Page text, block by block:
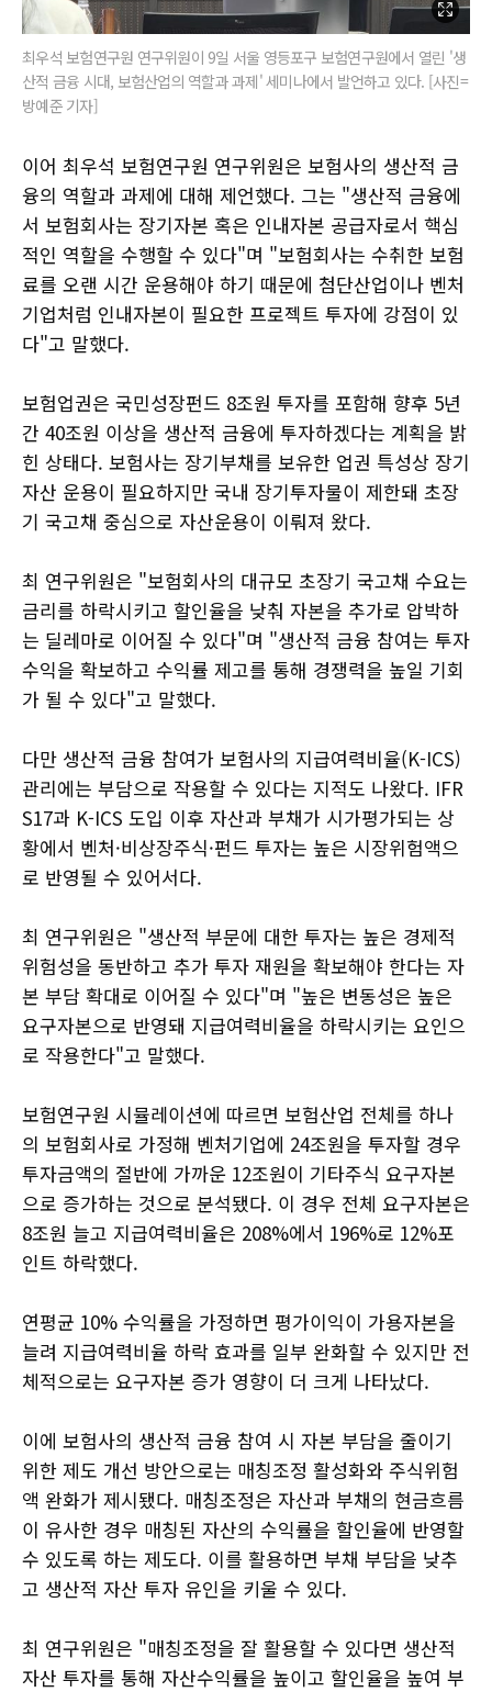
최우석 보험연구원 연구위원이 9일 서울 영등포구 보험연구원에서 열린 '생
산적 금융 시대, 보험산업의 역할과 과제' 세미나에서 발언하고 있다. [사진=
방예준 기자]
이어 최우석 보험연구원 연구위원은 보험사의 생산적 금
융의 역할과 과제에 대해 제언했다. 그는 "생산적 금융에
서 보험회사는 장기자본 혹은 인내자본 공급자로서 핵심
적인 역할을 수행할 수 있다"며 "보험회사는 수취한 보험
료를 오랜 시간 운용해야 하기 때문에 첨단산업이나 벤처
기업처럼 인내자본이 필요한 프로젝트 투자에 강점이 있
다"고 말했다.
보험업권은 국민성장펀드 8조원 투자를 포함해 향후 5년
간 40조원 이상을 생산적 금융에 투자하겠다는 계획을 밝
힌 상태다. 보험사는 장기부채를 보유한 업권 특성상 장기
자산 운용이 필요하지만 국내 장기투자물이 제한돼 초장
기 국고채 중심으로 자산운용이 이뤄져 왔다.
최 연구위원은 "보험회사의 대규모 초장기 국고채 수요는
금리를 하락시키고 할인율을 낮춰 자본을 추가로 압박하
는 딜레마로 이어질 수 있다"며 "생산적 금융 참여는 투자
수익을 확보하고 수익률 제고를 통해 경쟁력을 높일 기회
가 될 수 있다"고 말했다.
다만 생산적 금융 참여가 보험사의 지급여력비율(K-ICS)
관리에는 부담으로 작용할 수 있다는 지적도 나왔다. IFR
S17과 K-ICS 도입 이후 자산과 부채가 시가평가되는 상
황에서 벤처·비상장주식·펀드 투자는 높은 시장위험액으
로 반영될 수 있어서다.
최 연구위원은 "생산적 부문에 대한 투자는 높은 경제적
위험성을 동반하고 추가 투자 재원을 확보해야 한다는 자
본 부담 확대로 이어질 수 있다"며 "높은 변동성은 높은
요구자본으로 반영돼 지급여력비율을 하락시키는 요인으
로 작용한다"고 말했다.
보험연구원 시뮬레이션에 따르면 보험산업 전체를 하나
의 보험회사로 가정해 벤처기업에 24조원을 투자할 경우
투자금액의 절반에 가까운 12조원이 기타주식 요구자본
으로 증가하는 것으로 분석됐다. 이 경우 전체 요구자본은
8조원 늘고 지급여력비율은 208%에서 196%로 12%포
인트 하락했다.
연평균 10% 수익률을 가정하면 평가이익이 가용자본을
늘려 지급여력비율 하락 효과를 일부 완화할 수 있지만 전
체적으로는 요구자본 증가 영향이 더 크게 나타났다.
이에 보험사의 생산적 금융 참여 시 자본 부담을 줄이기
위한 제도 개선 방안으로는 매칭조정 활성화와 주식위험
액 완화가 제시됐다. 매칭조정은 자산과 부채의 현금흐름
이 유사한 경우 매칭된 자산의 수익률을 할인율에 반영할
수 있도록 하는 제도다. 이를 활용하면 부채 부담을 낮추
고 생산적 자산 투자 유인을 키울 수 있다.
최 연구위원은 "매칭조정을 잘 활용할 수 있다면 생산적
자산 투자를 통해 자산수익률을 높이고 할인율을 높여 부